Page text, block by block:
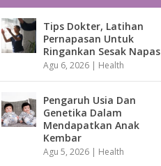
Tips Dokter, Latihan
Pernapasan Untuk
Ringankan Sesak Napas
Agu 6, 2026 | Health
Pengaruh Usia Dan
Genetika Dalam
Mendapatkan Anak
Kembar
Agu 5, 2026 | Health